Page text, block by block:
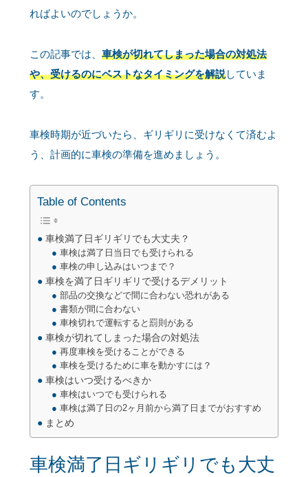
ればよいのでしょうか。
この記事では、 車検が切れてしまった場合の対処法
や、受けるのにベストなタイミングを解説していま
す。
車検時期が近づいたら、ギリギリに受けなくて済むよ
う、計画的に車検の準備を進めましょう。
Table of Contents
車検満了日ギリギリでも大丈夫？
車検は満了日当日でも受けられる
車検の申し込みはいつまで？
車検を満了日ギリギリで受けるデメリット
部品の交換などで間に合わない恐れがある
書類が間に合わない
車検切れで運転すると罰則がある
車検が切れてしまった場合の対処法
再度車検を受けることができる
車検を受けるために車を動かすには？
車検はいつ受けるべきか
車検はいつでも受けられる
車検は満了日の2ヶ月前から満了日までがおすすめ
まとめ
車検満了日ギリギリでも大丈